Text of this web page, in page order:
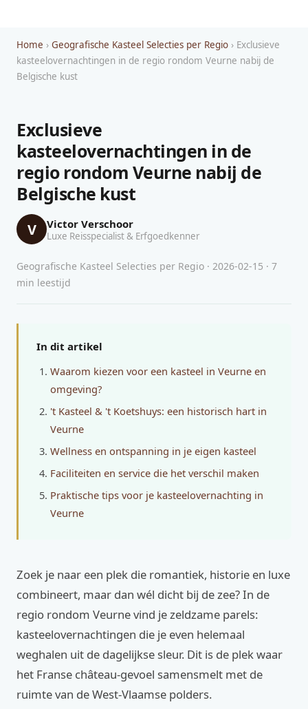
Home › Geografische Kasteel Selecties per Regio › Exclusieve
kasteelovernachtingen in de regio rondom Veurne nabij de
Belgische kust
Exclusieve
kasteelovernachtingen in de
regio rondom Veurne nabij de
Belgische kust
V Victor Verschoor
Luxe Reisspecialist & Erfgoedkenner
Geografische Kasteel Selecties per Regio · 2026-02-15 · 7
min leestijd
In dit artikel
Waarom kiezen voor een kasteel in Veurne en
omgeving?
't Kasteel & 't Koetshuys: een historisch hart in
Veurne
Wellness en ontspanning in je eigen kasteel
Faciliteiten en service die het verschil maken
Praktische tips voor je kasteelovernachting in
Veurne
Zoek je naar een plek die romantiek, historie en luxe
combineert, maar dan wél dicht bij de zee? In de
regio rondom Veurne vind je zeldzame parels:
kasteelovernachtingen die je even helemaal
weghalen uit de dagelijkse sleur. Dit is de plek waar
het Franse château-gevoel samensmelt met de
ruimte van de West-Vlaamse polders.